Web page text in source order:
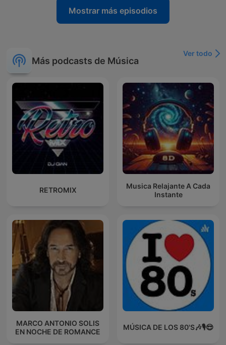
Mostrar más episodios
Más podcasts de Música
Ver todo
RETROMIX
Musica Relajante A Cada
Instante
MARCO ANTONIO SOLIS
EN NOCHE DE ROMANCE
MÚSICA DE LOS 80'S🎶🎙️😎